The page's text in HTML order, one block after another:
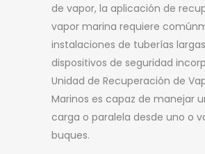
de vapor, la aplicación de
vapor marina requiere
instalaciones de tuberías
dispositivos de seguridad
Unidad de Recuperación de
Marinos es capaz de manejar
carga o paralela desde uno o
buques.